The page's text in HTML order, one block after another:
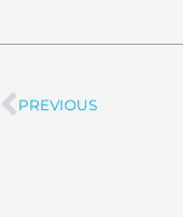
Prev
PREVIOUS